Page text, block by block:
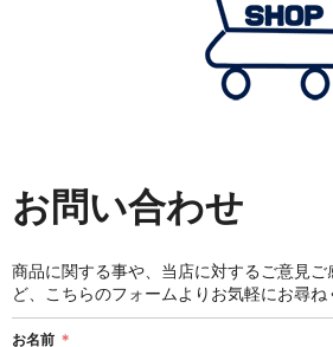
お問い合わせ
商品に関する事や、当店に対するご意見
ど、こちらのフォームよりお気軽にお尋ね
お名前 ＊